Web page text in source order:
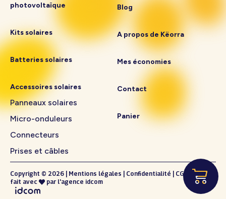
photovoltaïque
Kits solaires
Batteries solaires
Accessoires solaires
Panneaux solaires
Micro-onduleurs
Connecteurs
Prises et câbles
Blog
A propos de Këorra
Mes économies
Contact
Panier
Copyright © 2026 Mentions légales Confidentialité
CGV
fait avec
par l'agence idcom